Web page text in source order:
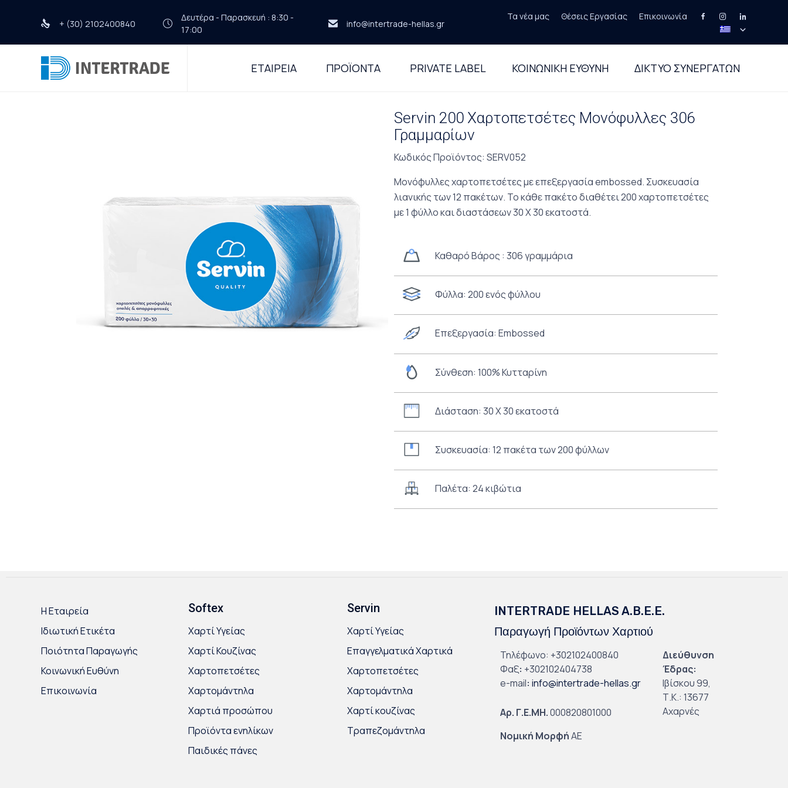
+ (30) 2102400840
Δευτέρα - Παρασκευή : 8:30 -
17:00
info@intertrade-hellas.gr
Τα νέα μας Θέσεις Εργασίας Επικοινωνία
ΕΤΑΙΡΕΙΑ ΠΡΟΪΟΝΤΑ PRIVATE LABEL ΚΟΙΝΩΝΙΚΗ ΕΥΘΥΝΗ ΔΙΚΤΥΟ ΣΥΝΕΡΓΑΤΩΝ
Servin 200 Χαρτοπετσέτες Μονόφυλλες 306
Γραμμαρίων
Κωδικός Προϊόντος: SERV052
Μονόφυλλες χαρτοπετσέτες με επεξεργασία embossed. Συσκευασία
λιανικής των 12 πακέτων. Το κάθε πακέτο διαθέτει 200 χαρτοπετσέτες
με 1 φύλλο και διαστάσεων 30 Χ 30 εκατοστά.
Καθαρό Βάρος : 306 γραμμάρια
Φύλλα: 200 ενός φύλλου
Επεξεργασία: Embossed
Σύνθεση: 100% Κυτταρίνη
Διάσταση: 30 Χ 30 εκατοστά
Συσκευασία: 12 πακέτα των 200 φύλλων
Παλέτα: 24 κιβώτια
Η Εταιρεία
Ιδιωτική Ετικέτα
Ποιότητα Παραγωγής
Κοινωνική Ευθύνη
Επικοινωνία
Softex
Χαρτί Υγείας
Χαρτί Κουζίνας
Χαρτοπετσέτες
Χαρτομάντηλα
Χαρτιά προσώπου
Προϊόντα ενηλίκων
Παιδικές πάνες
Servin
Χαρτί Υγείας
Επαγγελματικά Χαρτικά
Χαρτοπετσέτες
Χαρτομάντηλα
Χαρτί κουζίνας
Τραπεζομάντηλα
INTERTRADE HELLAS A.B.E.E.
Παραγωγή Προϊόντων Χαρτιού
Τηλέφωνο: +302102400840
Φαξ: +302102404738
e-mail: info@intertrade-hellas.gr
Αρ. Γ.Ε.ΜΗ.000820801000
Νομική ΜορφήΑΕ
Διεύθυνση
Έδρας:
Ιβίσκου 99,
Τ.Κ.: 13677
Αχαρνές